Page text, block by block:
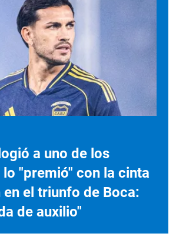
a uno de los
lo "premió" con la cinta
el triunfo de Boca:
de auxilio"